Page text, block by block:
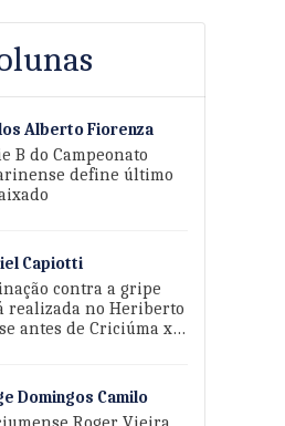
Alberto Fiorenza
B do Campeonato
define último
Capiotti
contra a gripe
realizada no Heriberto
antes de Criciúma x
Domingos Camilo